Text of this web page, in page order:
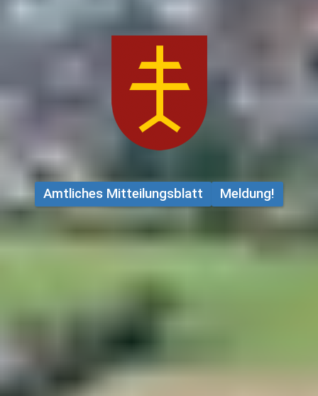
Amtliches Mitteilungsblatt Meldung!